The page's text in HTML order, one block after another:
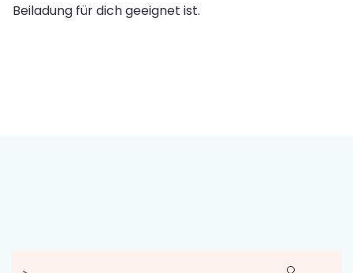
Beiladung für dich geeignet ist.